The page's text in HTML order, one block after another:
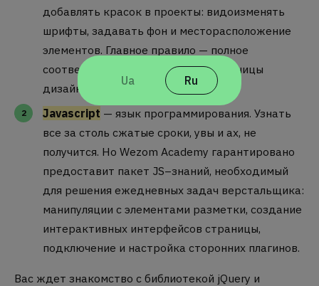
Ua Ru
добавлять красок в проекты: видоизменять
шрифты, задавать фон и месторасположение
элементов. Главное правило — полное
соответствие стилизации веб-страницы
дизайн макету.
Javascript — язык программирования. Узнать
все за столь сжатые сроки, увы и ах, не
получится. Но Wezom Academy гарантировано
предоставит пакет JS–знаний, необходимый
для решения ежедневных задач верстальщика:
манипуляции с элементами разметки, создание
интерактивных интерфейсов страницы,
подключение и настройка сторонних плагинов.
Вас ждет знакомство с библиотекой jQuery и